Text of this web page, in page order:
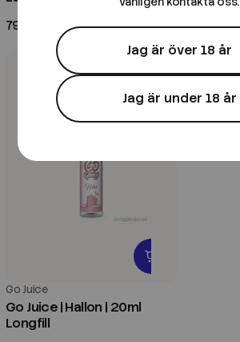
79 kr
99 kr
Go Juice
Go Juice | Hallon | 20ml
Longfill
Jag är över 18 år
Jag är under 18 år